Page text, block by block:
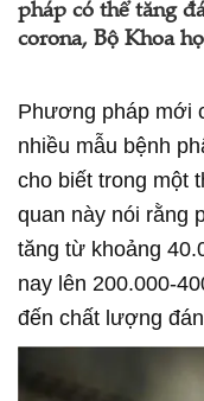
pháp có thể tăng
corona, Bộ Khoa
Phương pháp mới
nhiều mẫu bệnh
cho biết trong một
quan này nói rằng
tăng từ khoảng
nay lên 200.000-
đến chất lượng